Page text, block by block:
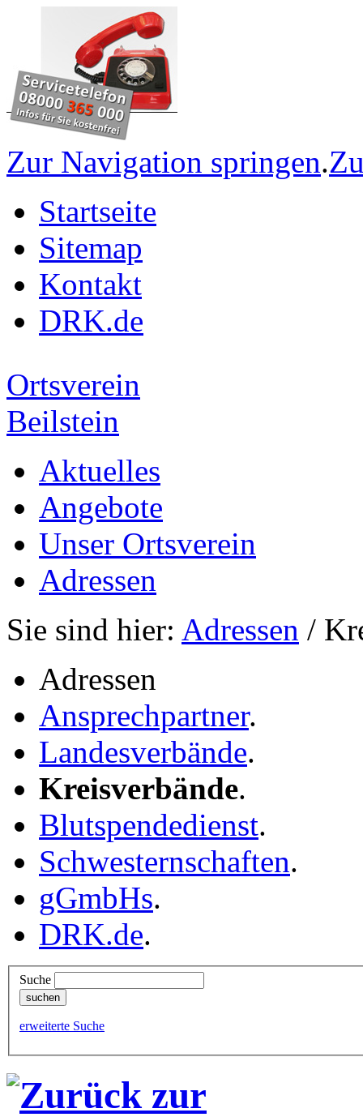
Zur Navigation springen.
Startseite
Sitemap
Kontakt
DRK.de
Ortsverein
Beilstein
Aktuelles
Angebote
Unser Ortsverein
Adressen
Sie sind hier: Adressen /
Adressen
Ansprechpartner.
Landesverbände.
Kreisverbände.
Blutspendedienst.
Schwesternschaften.
gGmbHs.
DRK.de.
Suche
erweiterte Suche